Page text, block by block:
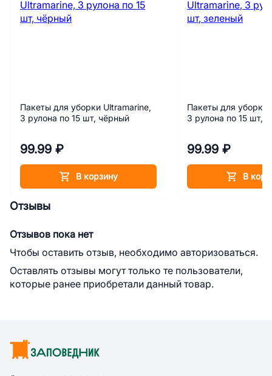
Пакеты для уборки Ultramarine,
3 рулона по 15 шт, чёрный
99.99 ₽
В корзину
Пакеты для уборки
3 рулона по 15 шт,
99.99 ₽
В
Отзывы
Отзывов пока нет
Чтобы оставить отзыв, необходимо авторизоваться.
Оставлять отзывы могут только те пользователи,
которые ранее приобретали данный товар.